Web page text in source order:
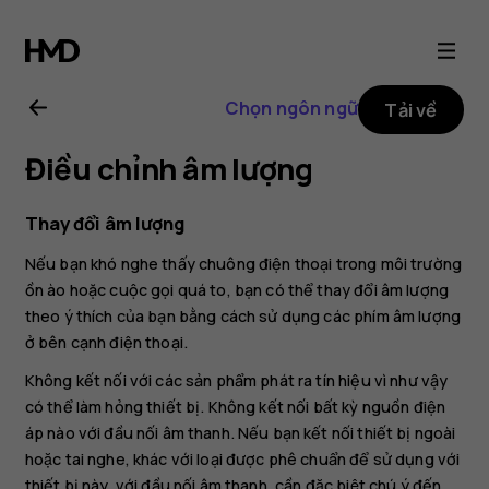
Hướng
dẫn
sử
dụng
Nokia
8.1
Chọn ngôn ngữ Tải về
Điều chỉnh âm lượng
Thay đổi âm lượng
Nếu bạn khó nghe thấy chuông điện thoại trong môi trường
ồn ào hoặc cuộc gọi quá to, bạn có thể thay đổi âm lượng
theo ý thích của bạn bằng cách sử dụng các phím âm lượng
ở bên cạnh điện thoại.
Không kết nối với các sản phẩm phát ra tín hiệu vì như vậy
có thể làm hỏng thiết bị. Không kết nối bất kỳ nguồn điện
áp nào với đầu nối âm thanh. Nếu bạn kết nối thiết bị ngoài
hoặc tai nghe, khác với loại được phê chuẩn để sử dụng với